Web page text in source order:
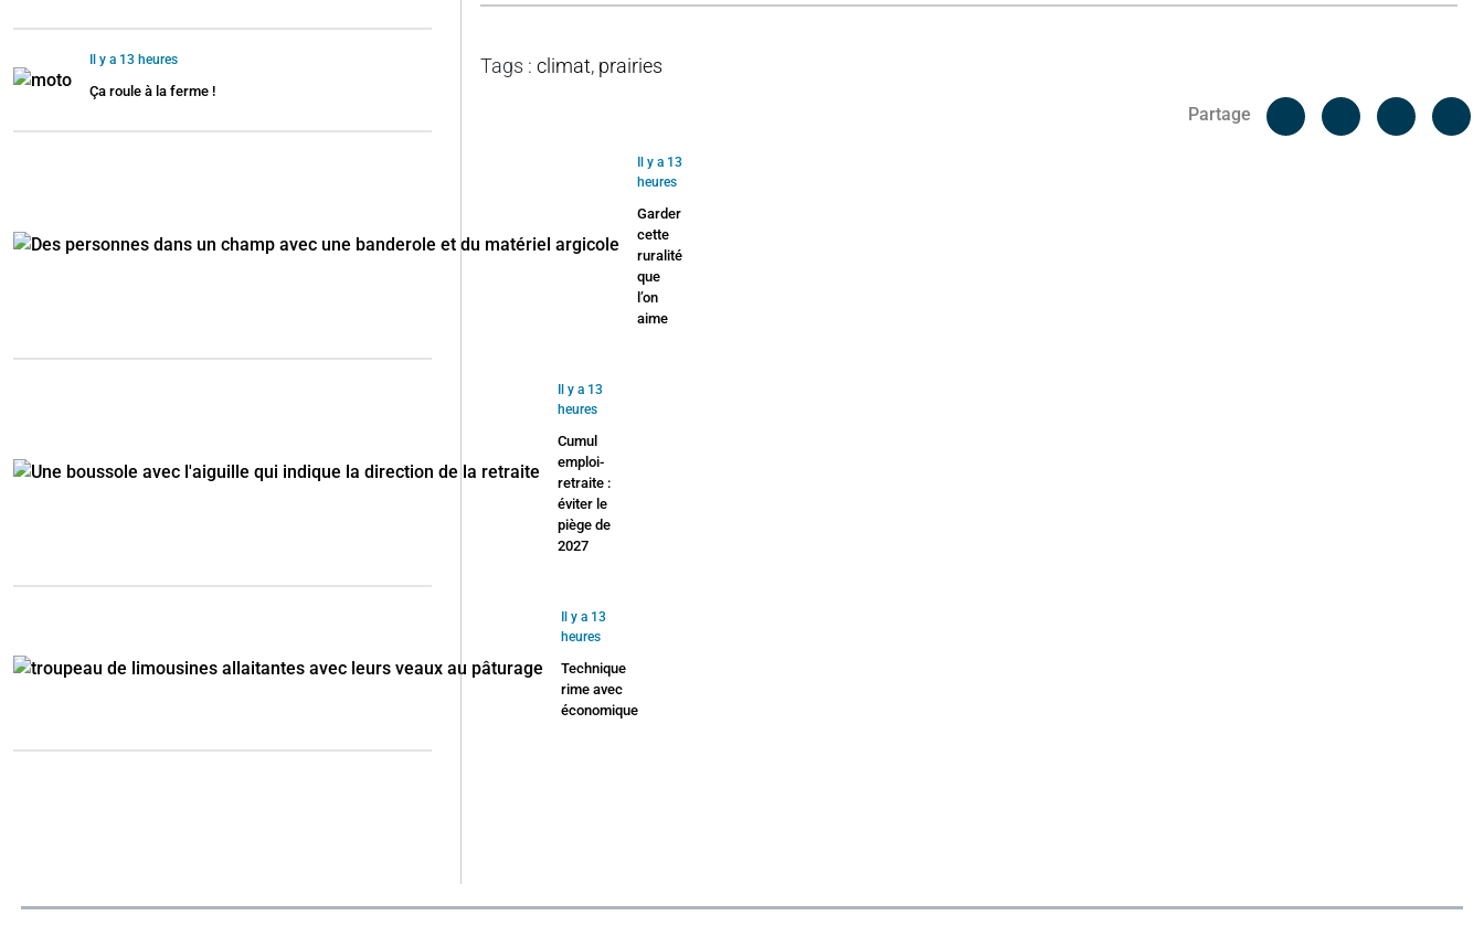
Tags :climat, prairies
Partage
Facebook
Il y a 13 heures
Ça roule à la ferme !
Il y a 13
heures
Garder
cette
ruralité
que
l’on
aime
Il y a 13
heures
Cumul
emploi-
retraite :
éviter le
piège de
2027
Il y a 13
heures
Technique
rime avec
économique